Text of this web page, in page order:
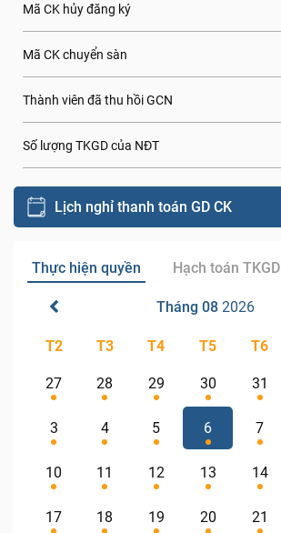
Mã CK hủy đăng ký
Mã CK chuyển sàn
Thành viên đã thu hồi GCN
Số lượng TKGD của NĐT
Lịch nghỉ thanh toán GD CK
Thực hiện quyền Hạch toán TKGD
Tháng 08 2026
T2 T3 T4 T5 T6
27 28 29 30 31
3 4 5 6 7
10 11 12 13 14
17 18 19 20 21